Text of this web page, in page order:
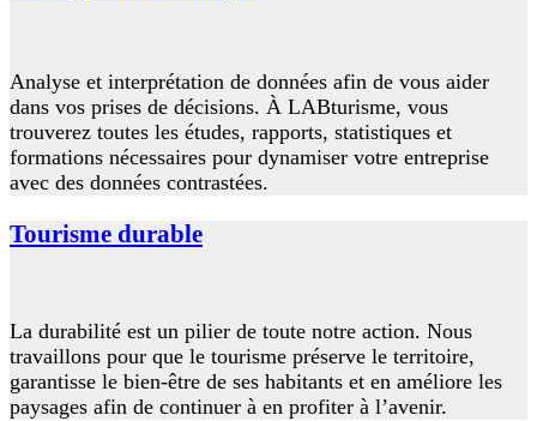
Analyse et interprétation de données afin de vous aider
dans vos prises de décisions. À LABturisme, vous
trouverez toutes les études, rapports, statistiques et
formations nécessaires pour dynamiser votre entreprise
avec des données contrastées.
Tourisme durable
La durabilité est un pilier de toute notre action. Nous
travaillons pour que le tourisme préserve le territoire,
garantisse le bien-être de ses habitants et en améliore les
paysages afin de continuer à en profiter à l’avenir.